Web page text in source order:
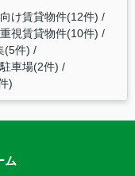
け賃貸物件(12件)
視賃貸物件(10件)
(5件)
車場(2件)
)
ム